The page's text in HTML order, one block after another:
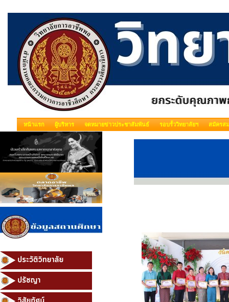
หน้าแรก ผู้บริหาร จดหมายข่าวประชาสัมพันธ์ รอบรั้ววิทยาลัยฯ สมัครส